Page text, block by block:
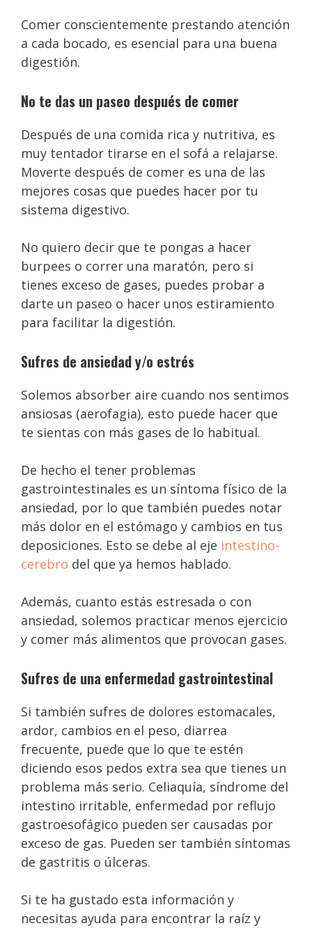
Comer conscientemente prestando atención
a cada bocado, es esencial para una buena
digestión.
No te das un paseo después de comer
Después de una comida rica y nutritiva, es
muy tentador tirarse en el sofá a relajarse.
Moverte después de comer es una de las
mejores cosas que puedes hacer por tu
sistema digestivo.
No quiero decir que te pongas a hacer
burpees o correr una maratón, pero si
tienes exceso de gases, puedes probar a
darte un paseo o hacer unos estiramiento
para facilitar la digestión.
Sufres de ansiedad y/o estrés
Solemos absorber aire cuando nos sentimos
ansiosas (aerofagia), esto puede hacer que
te sientas con más gases de lo habitual.
De hecho el tener problemas
gastrointestinales es un síntoma físico de la
ansiedad, por lo que también puedes notar
más dolor en el estómago y cambios en tus
deposiciones. Esto se debe al eje intestino-
cerebro del que ya hemos hablado.
Además, cuanto estás estresada o con
ansiedad, solemos practicar menos ejercicio
y comer más alimentos que provocan gases.
Sufres de una enfermedad gastrointestinal
Si también sufres de dolores estomacales,
ardor, cambios en el peso, diarrea
frecuente, puede que lo que te estén
diciendo esos pedos extra sea que tienes un
problema más serio. Celiaquía, síndrome del
intestino irritable, enfermedad por reflujo
gastroesofágico pueden ser causadas por
exceso de gas. Pueden ser también síntomas
de gastritis o úlceras.
Si te ha gustado esta información y
necesitas ayuda para encontrar la raíz y